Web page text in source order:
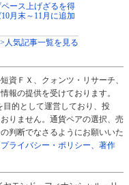
ース上げざるを得
月末～11月に追加
人気記事一覧を見る
資ＦＸ、クォンツ・リサーチ、
報の提供を受けております。
的として運営しており、投
りません。通貨ペアの選択、売
判断でなさるようにお願いいた
プライバシー・ポリシー、著作